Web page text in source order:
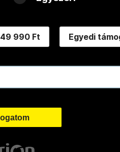
49 990 Ft Egyedi